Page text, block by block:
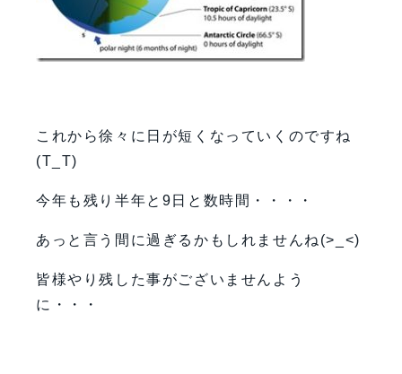
これから徐々に日が短くなっていくのですね
(T_T)
今年も残り半年と9日と数時間・・・・
あっと言う間に過ぎるかもしれませんね(>_<)
皆様やり残した事がございませんよう
に・・・